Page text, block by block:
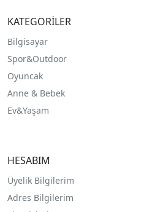
KATEGORİLER
Bilgisayar
Spor&Outdoor
Oyuncak
Anne & Bebek
Ev&Yaşam
HESABIM
Üyelik Bilgilerim
Adres Bilgilerim